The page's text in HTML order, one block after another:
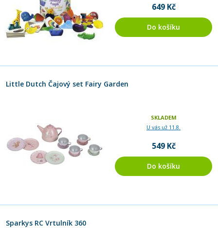
649 Kč
Do košíku
Little Dutch Čajový set Fairy Garden
SKLADEM
U vás už 11.8.
549 Kč
Do košíku
Sparkys RC Vrtulník 360